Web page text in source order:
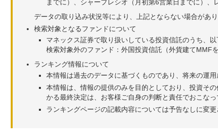
までに）、シャープレシオ（月初第6営業日までに）
データの取り込み状況等により、上記とならない場合があ
検索対象となるファンドについて
マネックス証券で取り扱いしている投資信託のうち、
検索対象外のファンド：外国投資信託（外貨建てMMF
ランキング情報について
本情報は過去のデータに基づくものであり、将来の運
本情報は、情報の提供のみを目的としており、投資そ
かる最終決定は、お客様ご自身の判断と責任でおこな
ランキングページの記載内容については予告なしに変